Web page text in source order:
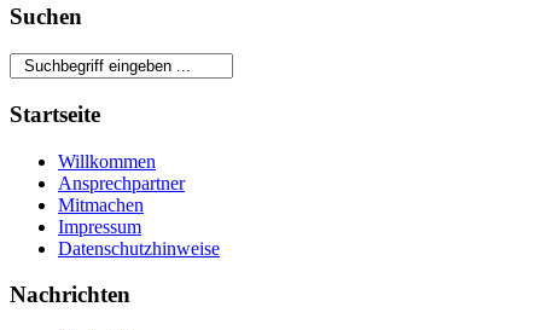
Suchen
Startseite
Willkommen
Ansprechpartner
Mitmachen
Impressum
Datenschutzhinweise
Nachrichten